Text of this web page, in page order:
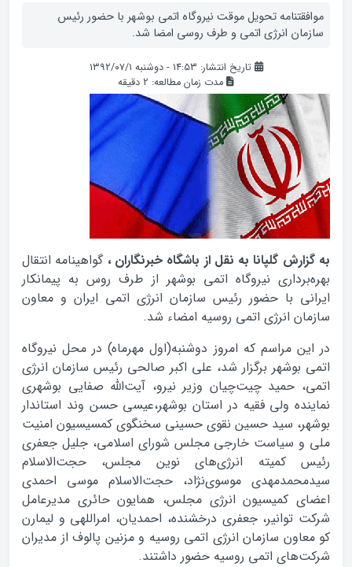
موافقتنامه تحویل موقت نیروگاه اتمی بوشهر با حضور رئیس
سازمان انرژی اتمی و طرف روسی امضا شد.
تاریخ انتشار: ۱۴:۵۳ - دوشنبه ۱۳۹۲/۰۷/۱
مدت زمان مطالعه: 2 دقیقه
به گزارش گلپانا به نقل از باشگاه خبرنگاران ، گواهينامه‌‌ انتقال
بهره‌برداري نيروگاه اتمي بوشهر از طرف روس به پيمانکار
ايراني با حضور رئيس سازمان انرژي اتمي ايران و معاون
سازمان انرژي اتمي روسيه امضاء شد.
در اين مراسم كه امروز دوشنبه(اول مهرماه) در محل نيروگاه
اتمي بوشهر برگزار شد،‌ علي اکبر صالحي رئيس سازمان انرژي
اتمي، حميد چيت‌چيان وزير نيرو، آيت‌الله صفايي بوشهري
نماينده ولي فقيه در استان بوشهر،عيسي حسن وند استاندار
بوشهر، سيد حسين نقوي حسيني سخنگوي کمسيسيون امنيت
ملي و سياست خارجي مجلس شوراي اسلامي، جليل جعفري
رئيس کميته انرژي‌هاي نوين مجلس، حجت‌الاسلام
سيدمحمدمهدي موسوي‌نژاد، حجت‌الاسلام موسي احمدي
اعضاي کميسيون انرژي مجلس، همايون حائري مديرعامل
شرکت توانير، جعفري درخشنده، احمديان، امراللهي و ليمارن
کو معاون سازمان انرژي اتمي روسيه و مزنين پالوف از مديران
شرکت‌هاي اتمي روسيه حضور داشتند.